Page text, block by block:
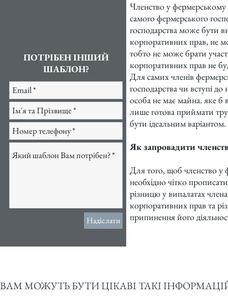
ПОТРІБЕН ІНШИЙ
ШАБЛОН?
Надіслати
Членство у фермерському
самого фермерського
господарства може бути
корпоративних прав, не
тобто не може брати
корпоративних прав не
Для самих членів
господарства чи вступі
особа не має майна. яке б
лише готова приймати
бути ідеальним варіантом.
Як запровадити
Для того, щоб членство у
необхідно чітко
різницю у випалатах
корпоративних прав та
припинення його
ВАМ МОЖУТЬ БУТИ ЦІКАВІ ТАКІ